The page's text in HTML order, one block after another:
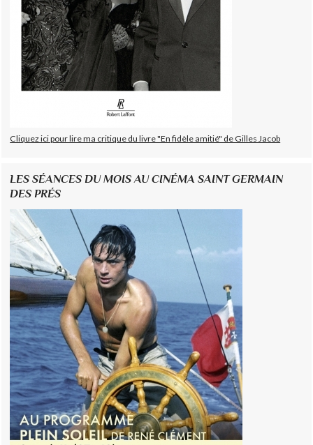
Cliquez ici pour lire ma critique du livre "En fidèle amitié" de Gilles Jacob
LES SÉANCES DU MOIS AU CINÉMA SAINT GERMAIN
DES PRÉS